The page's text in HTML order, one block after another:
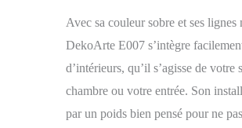
bain. Plus précisément, ces
muraux au design décoratif
et parfaits pour décorer
votre domicile, l'article sera
l'entrée principale du bâtiment
Avec sa couleur sobre et ses lignes
DekoArte E007 s’intègre
d’intérieurs, qu’il s’agisse de votre
chambre ou votre entrée. Son
par un poids bien pensé pour ne